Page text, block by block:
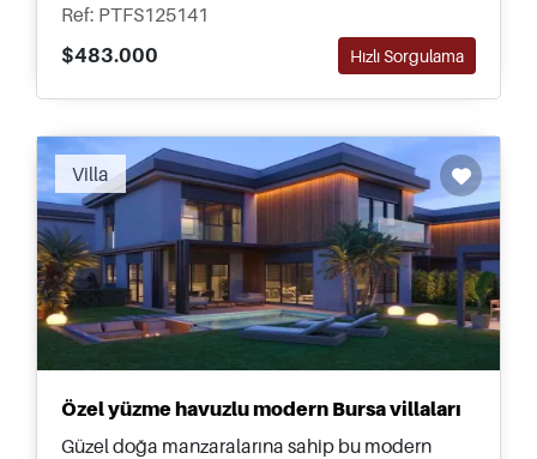
Ref: PTFS125141
$483.000
Hızlı Sorgulama
Recommended
Villa
Özel yüzme havuzlu modern Bursa villaları
Güzel doğa manzaralarına sahip bu modern